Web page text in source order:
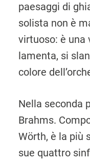
paesaggi di
solista non è
virtuoso: è una
lamenta, si
colore
Nella seconda
Brahms.
Wörth, è la più
sue quattro